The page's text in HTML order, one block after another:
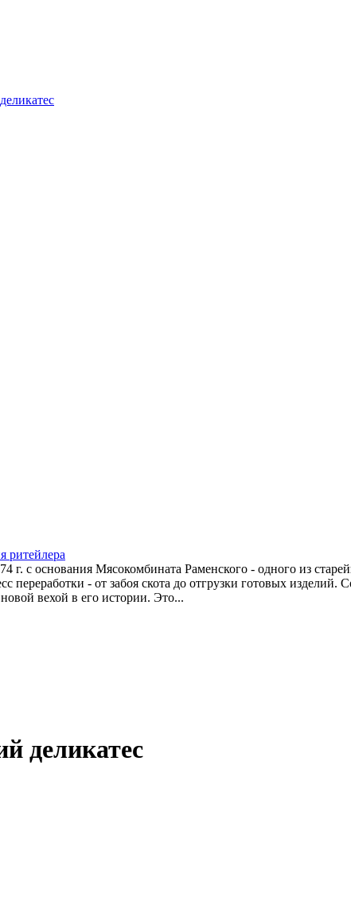
ритейлера
г. с основания Мясокомбината Раменского - одного из
переработки - от забоя скота до отгрузки готовых
новой вехой в его истории. Это...
деликатес